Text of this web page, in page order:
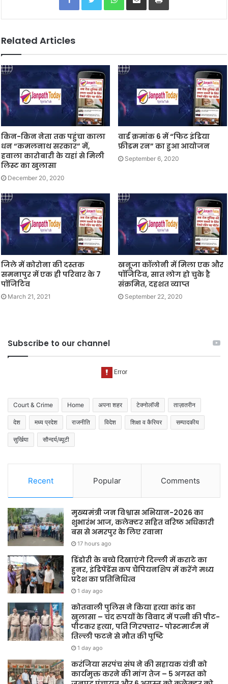
Related Articles
किन-किन नेता तक पहुंचा काला
धन “कमलनाथ सरकार” में,
हवाला कारोबारी के यहां से मिली
लिस्ट का खुलासा
December 20, 2020
वार्ड क्रमांक 6 में “फिट इंडिया
फ्रीडम रन” का हुआ आयोजन
September 6, 2020
जिले में कोरोना की दस्तक
समनापुर में एक ही परिवार के 7
पॉजिटिव
March 21, 2021
खनूजा कॉलोनी में मिला एक और
पॉजिटिव, सात लोग हो चुके है
संक्रमित, दहशत व्याप्त
September 22, 2020
Subscribe to our channel
Court & Crime Home अपना शहर टेक्नोलॉजी ताज़ातरीन
देश मध्य प्रदेश राजनीति विदेश शिक्षा व कैरियर सम्पादकीय
सुर्खिया सौन्दर्य/ब्यूटी
Recent Popular Comments
मुख्यमंत्री जन विश्वास अभियान-2026 का
शुभारंभ आज, कलेक्टर सहित वरिष्ठ अधिकारी
बस से अमरपुर के लिए रवाना
17 hours ago
डिंडोरी के बच्चे दिखाएंगे दिल्ली में कराटे का
हुनर, इंडिपेंडेंस कप चैंपियनशिप में करेंगे मध्य
प्रदेश का प्रतिनिधित्व
1 day ago
कोतवाली पुलिस ने किया हत्या कांड का
खुलासा – चंद रुपयों के विवाद में पत्नी की पीट-
पीटकर हत्या, पति गिरफ्तार- पोस्टमार्टम में
तिल्ली फटने से मौत की पुष्टि
1 day ago
करंजिया सरपंच संघ ने की सहायक यंत्री को
कार्यमुक्त करने की मांग तेज – 5 अगस्त को